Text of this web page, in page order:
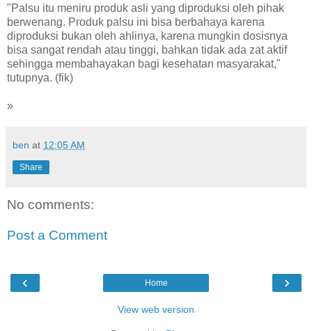
"Palsu itu meniru produk asli yang diproduksi oleh pihak
berwenang. Produk palsu ini bisa berbahaya karena
diproduksi bukan oleh ahlinya, karena mungkin dosisnya
bisa sangat rendah atau tinggi, bahkan tidak ada zat aktif
sehingga membahayakan bagi kesehatan masyarakat,"
tutupnya. (fik)
»
ben at 12:05 AM
Share
No comments:
Post a Comment
‹ ›
Home
View web version